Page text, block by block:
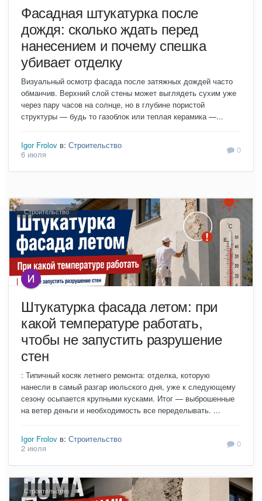
Фасадная штукатурка после
дождя: сколько ждать перед
нанесением и почему спешка
убивает отделку
Визуальный осмотр фасада после затяжных дождей часто
обманчив. Верхний слой стены может выглядеть сухим уже
через пару часов на солнце, но в глубине пористой
структуры — будь то газоблок или теплая керамика —...
Igor Frolov в: Строительство
6 июля
0
Строительство
Штукатурка фасада летом: при
какой температуре работать,
чтобы не запустить разрушение
стен
: Типичный косяк летнего ремонта: отделка, которую
нанесли в самый разгар июльского дня, уже к следующему
сезону осыпается крупными кусками. Итог — выброшенные
на ветер деньги и необходимость все переделывать. ...
Igor Frolov в: Строительство
2 июля
0
Строительство